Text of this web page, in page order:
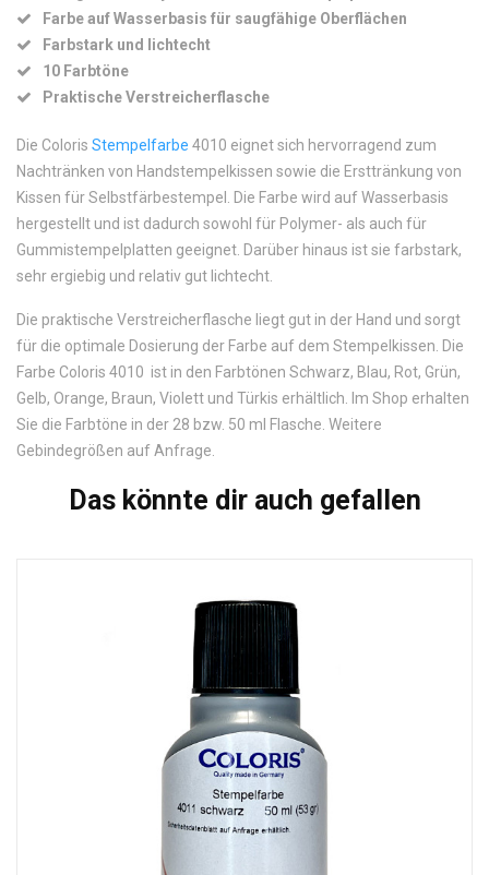
Farbe auf Wasserbasis für saugfähige Oberflächen
Farbstark und lichtecht
10 Farbtöne
Praktische Verstreicherflasche
Die Coloris Stempelfarbe 4010 eignet sich hervorragend zum
Nachtränken von Handstempelkissen sowie die Ersttränkung von
Kissen für Selbstfärbestempel. Die Farbe wird auf Wasserbasis
hergestellt und ist dadurch sowohl für Polymer- als auch für
Gummistempelplatten geeignet. Darüber hinaus ist sie farbstark,
sehr ergiebig und relativ gut lichtecht.
Die praktische Verstreicherflasche liegt gut in der Hand und sorgt
für die optimale Dosierung der Farbe auf dem Stempelkissen. Die
Farbe Coloris 4010 ist in den Farbtönen Schwarz, Blau, Rot, Grün,
Gelb, Orange, Braun, Violett und Türkis erhältlich. Im Shop erhalten
Sie die Farbtöne in der 28 bzw. 50 ml Flasche. Weitere
Gebindegrößen auf Anfrage.
Das könnte dir auch gefallen